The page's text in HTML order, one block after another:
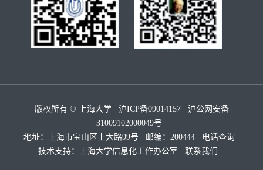
版权所有 © 上海大学 沪ICP备09014157
沪公网安备
31009102000049号
地址：上海市宝山区上大路99号 邮编：200444 电话查询
技术支持：
上海大学信息化工作办公室 联系我们